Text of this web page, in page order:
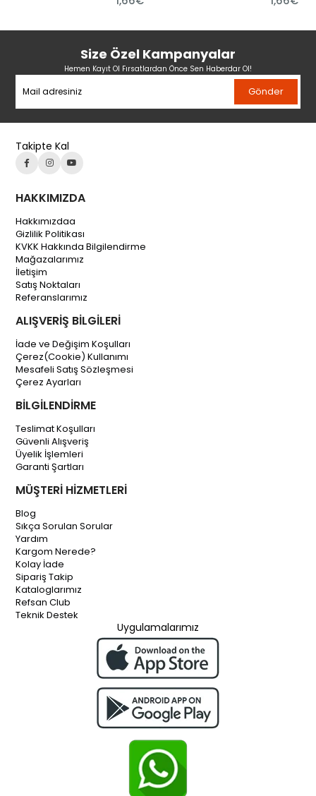
Size Özel Kampanyalar
Hemen Kayıt Ol Fırsatlardan Önce Sen Haberdar Ol!
Gönder
Takipte Kal
HAKKIMIZDA
Hakkımızdaa
Gizlilik Politikası
KVKK Hakkında Bilgilendirme
Mağazalarımız
İletişim
Satış Noktaları
Referanslarımız
ALIŞVERİŞ BİLGİLERİ
İade ve Değişim Koşulları
Çerez(Cookie) Kullanımı
Mesafeli Satış Sözleşmesi
Çerez Ayarları
BİLGİLENDİRME
Teslimat Koşulları
Güvenli Alışveriş
Üyelik İşlemleri
Garanti Şartları
MÜŞTERİ HİZMETLERİ
Blog
Sıkça Sorulan Sorular
Yardım
Kargom Nerede?
Kolay İade
Sipariş Takip
Kataloglarımız
Refsan Club
Teknik Destek
Uygulamalarımız